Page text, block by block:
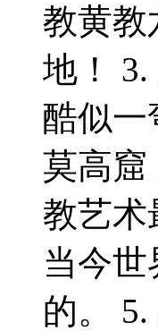
教黄教
地！
酷似一
莫高窟
教艺术
当今
的。